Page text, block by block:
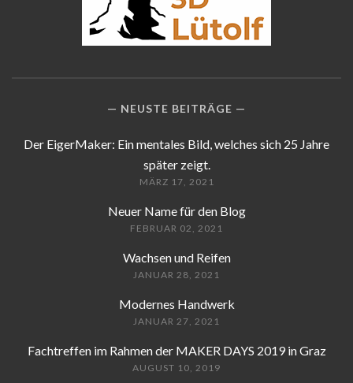
NEUSTE BEITRÄGE
Der EigerMaker: Ein mentales Bild, welches sich 25 Jahre
später zeigt.
MÄRZ 17, 2021
Neuer Name für den Blog
FEBRUAR 02, 2021
Wachsen und Reifen
JANUAR 28, 2021
Modernes Handwerk
JANUAR 27, 2021
Fachtreffen im Rahmen der MAKER DAYS 2019 in Graz
AUGUST 10, 2019